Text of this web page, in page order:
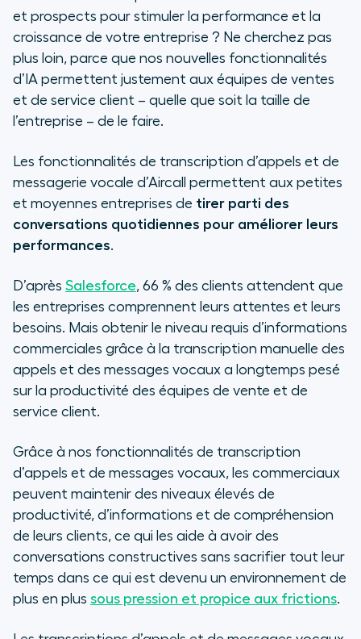
et prospects pour stimuler la performance et la
croissance de votre entreprise ? Ne cherchez pas
plus loin, parce que nos nouvelles fonctionnalités
d’IA permettent justement aux équipes de ventes
et de service client – quelle que soit la taille de
l’entreprise – de le faire.
Les fonctionnalités de transcription d’appels et de
messagerie vocale d’Aircall permettent aux petites
et moyennes entreprises de tirer parti des
conversations quotidiennes pour améliorer leurs
performances.
D’après Salesforce, 66 % des clients attendent que
les entreprises comprennent leurs attentes et leurs
besoins. Mais obtenir le niveau requis d’informations
commerciales grâce à la transcription manuelle des
appels et des messages vocaux a longtemps pesé
sur la productivité des équipes de vente et de
service client.
Grâce à nos fonctionnalités de transcription
d’appels et de messages vocaux, les commerciaux
peuvent maintenir des niveaux élevés de
productivité, d’informations et de compréhension
de leurs clients, ce qui les aide à avoir des
conversations constructives sans sacrifier tout leur
temps dans ce qui est devenu un environnement de
plus en plus sous pression et propice aux frictions.